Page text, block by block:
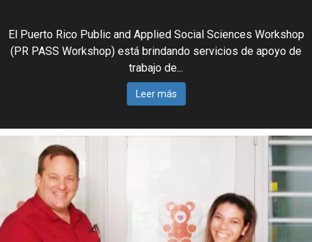
El Puerto Rico Public and Applied Social Sciences Workshop
(PR PASS Workshop) está brindando servicios de apoyo de
trabajo de...
Leer más